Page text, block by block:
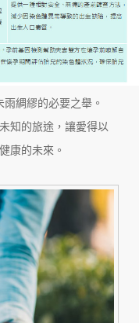
綢繆的必要之舉。
知的旅途，讓愛得以
康的未來。